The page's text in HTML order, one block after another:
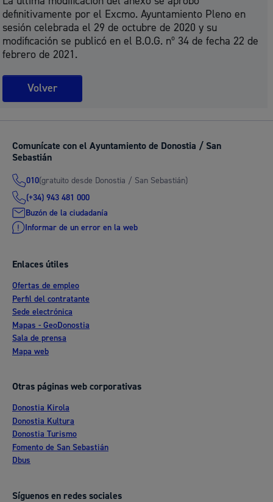
definitivamente por el Excmo. Ayuntamiento Pleno en
sesión celebrada el 29 de octubre de 2020 y su
modificación se publicó en el B.O.G. nº 34 de fecha 22 de
febrero de 2021.
Volver
Comunícate con el Ayuntamiento de Donostia / San
Sebastián
010(gratuito desde Donostia / San Sebastián)
(+34) 943 481 000
Buzón de la ciudadanía
Informar de un error en la web
Enlaces útiles
Ofertas de empleo
Perfil del contratante
Sede electrónica
Mapas - GeoDonostia
Sala de prensa
Mapa web
Otras páginas web corporativas
Donostia Kirola
Donostia Kultura
Donostia Turismo
Fomento de San Sebastián
Dbus
Síguenos en redes sociales